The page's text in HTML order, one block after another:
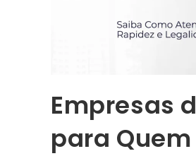
Empresas
para